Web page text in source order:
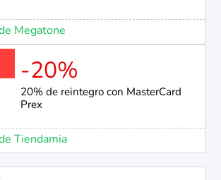
Megatone
-20%
20% de reintegro con MasterCard
Prex
Tiendamia